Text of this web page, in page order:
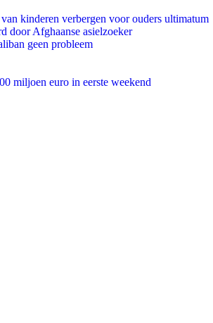
kinderen verbergen voor ouders ultimatum
door Afghaanse asielzoeker
geen probleem
miljoen euro in eerste weekend